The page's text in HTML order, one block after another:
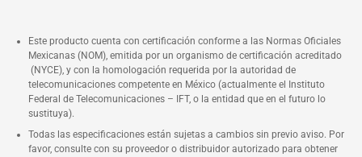
Este producto cuenta con certificación conforme a las Normas Oficiales
Mexicanas (NOM), emitida por un organismo de certificación acreditado
(NYCE), y con la homologación requerida por la autoridad de
telecomunicaciones competente en México (actualmente el Instituto
Federal de Telecomunicaciones – IFT, o la entidad que en el futuro lo
sustituya).
Todas las especificaciones están sujetas a cambios sin previo aviso. Por
favor, consulte con su proveedor o distribuidor autorizado para obtener